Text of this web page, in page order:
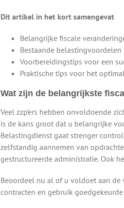
Dit artikel in het kort samengevat
Belangrijke fiscale
Bestaande
Voorbereidingstips voor een
Praktische tips voor het
Wat zijn de belangrijkste
Veel zzp’ers hebben onvoldoende
is de kans groot dat u belangrijke
Belastingdienst gaat strenger
zelfstandig aannemen van
gestructureerde administratie. Ook
Beoordeel nu al of u voldoet aan
contracten en gebruik